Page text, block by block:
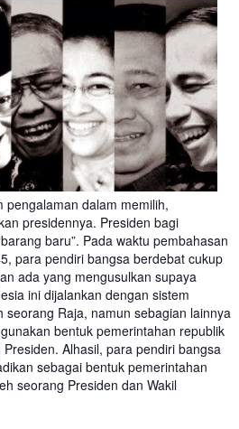
pengalaman dalam memilih,
presidennya. Presiden bagi
baru”. Pada waktu pembahasan
para pendiri bangsa berdebat cukup
ada yang mengusulkan supaya
ini dijalankan dengan sistem
seorang Raja, namun sebagian lainnya
bentuk pemerintahan republik
Alhasil, para pendiri bangsa
sebagai bentuk pemerintahan
seorang Presiden dan Wakil